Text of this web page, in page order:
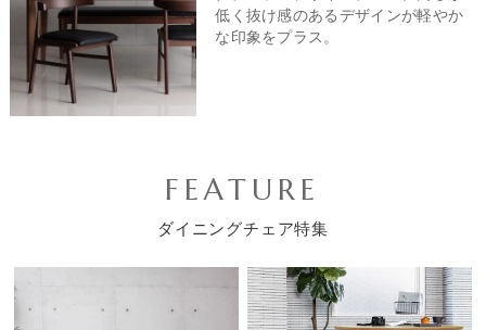
低く抜け感のあるデザインが軽やか
な印象をプラス。
FEATURE
ダイニングチェア特集